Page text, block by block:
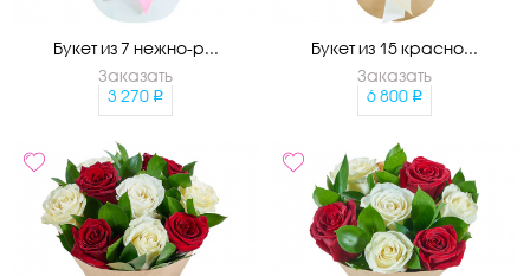
Букет из 7 нежно-р...
Заказать
3 270
Букет из 15 красно...
Заказать
6 800